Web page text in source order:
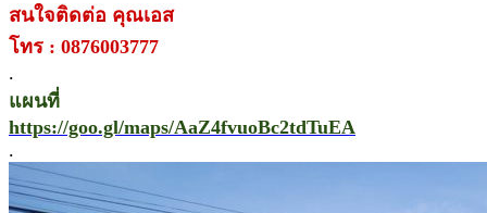
สนใจติดต่อ คุณเอส
โทร : 0876003777
.
แผนที่
https://goo.gl/maps/AaZ4fvuoBc2tdTuEA
.